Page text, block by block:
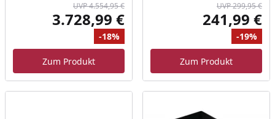
Ursprünglicher Preis
UVP 4.554,95 €
Aktueller Preis
3.728,99 €
Rabatt
-18%
Zum Produkt
UVP 299,95 €
241,99 €
-19%
Zum Produkt